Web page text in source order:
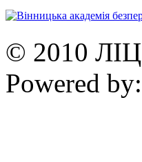
© 2010
Powered by: